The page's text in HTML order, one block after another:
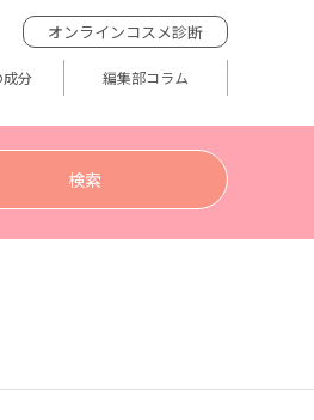
オンラインコスメ診断
成分 編集部コラム